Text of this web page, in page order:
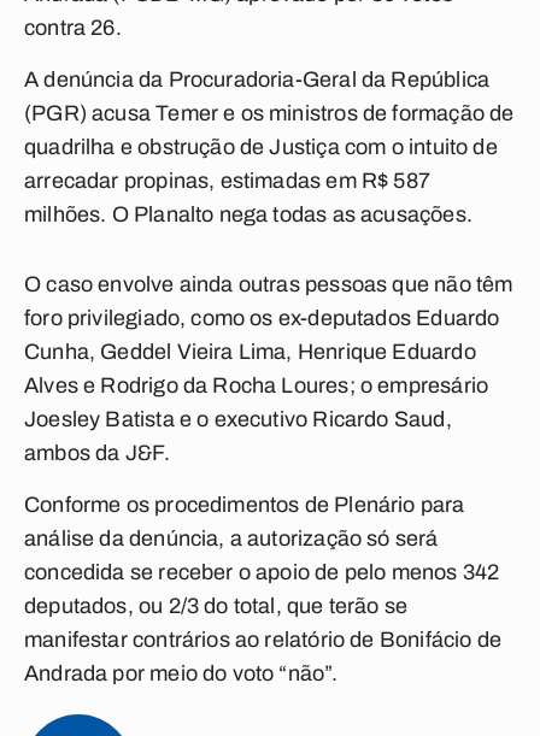
contra 26.
A denúncia da Procuradoria-Geral da República
(PGR) acusa Temer e os ministros de formação de
quadrilha e obstrução de Justiça com o intuito de
arrecadar propinas, estimadas em R$ 587
milhões. O Planalto nega todas as acusações.
O caso envolve ainda outras pessoas que não têm
foro privilegiado, como os ex-deputados Eduardo
Cunha, Geddel Vieira Lima, Henrique Eduardo
Alves e Rodrigo da Rocha Loures; o empresário
Joesley Batista e o executivo Ricardo Saud,
ambos da J&F.
Conforme os procedimentos de Plenário para
análise da denúncia, a autorização só será
concedida se receber o apoio de pelo menos 342
deputados, ou 2/3 do total, que terão se
manifestar contrários ao relatório de Bonifácio de
Andrada por meio do voto “não”.